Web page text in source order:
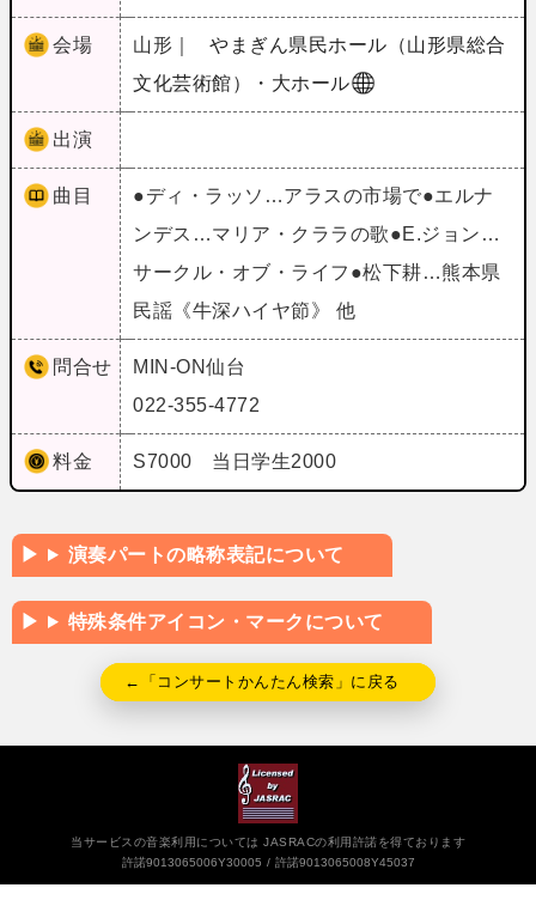
会場 山形｜
やまぎん県民ホール（山形県総合
文化芸術館）・大ホール
出演
曲目
●ディ・ラッソ…アラスの市場で●エルナ
ンデス…マリア・クララの歌●E.ジョン…
サークル・オブ・ライフ●松下耕…熊本県
民謡《牛深ハイヤ節》 他
問合せ
MIN-ON仙台
022-355-4772
料金 S7000 当日学生2000
演奏パートの略称表記について
特殊条件アイコン・マークについて
←「コンサートかんたん検索」に戻る
当サービスの音楽利用については JASRACの利用許諾を得ております
許諾9013065006Y30005
許諾9013065008Y45037